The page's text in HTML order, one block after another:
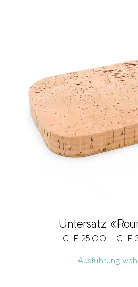
Untersatz
CHF 25.00 – CHF
Ausführung